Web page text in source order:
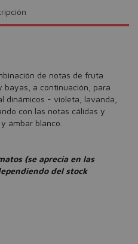
de notas de fruta
bayas, a continuación, para
dinámicos - violeta, lavanda,
con las notas cálidas y
ámbar blanco.
(se aprecia en las
del stock